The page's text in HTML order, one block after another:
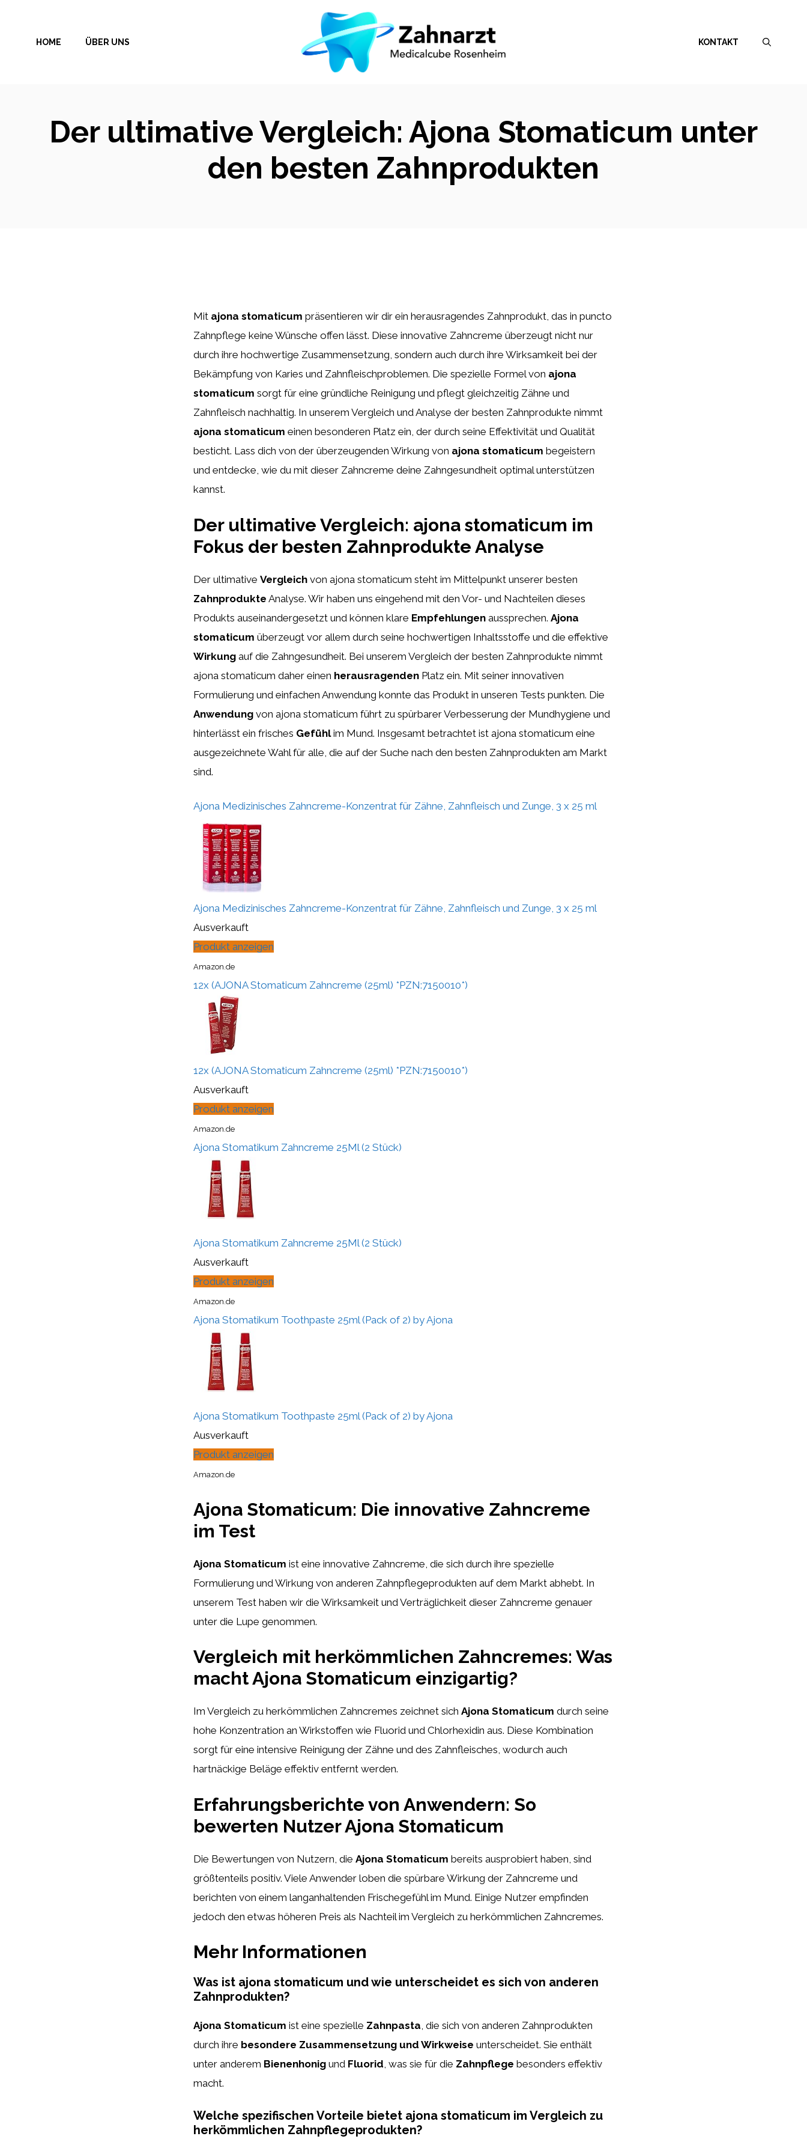
springenHOME ÜBER UNS KONTAKT
Der ultimative Vergleich: Ajona Stomaticum unter
den besten Zahnprodukten
Mit ajona stomaticum präsentieren wir dir ein herausragendes Zahnprodukt, das in puncto
Zahnpflege keine Wünsche offen lässt. Diese innovative Zahncreme überzeugt nicht nur
durch ihre hochwertige Zusammensetzung, sondern auch durch ihre Wirksamkeit bei der
Bekämpfung von Karies und Zahnfleischproblemen. Die spezielle Formel von ajona
stomaticum sorgt für eine gründliche Reinigung und pflegt gleichzeitig Zähne und
Zahnfleisch nachhaltig. In unserem Vergleich und Analyse der besten Zahnprodukte nimmt
ajona stomaticum einen besonderen Platz ein, der durch seine Effektivität und Qualität
besticht. Lass dich von der überzeugenden Wirkung von ajona stomaticum begeistern
und entdecke, wie du mit dieser Zahncreme deine Zahngesundheit optimal unterstützen
kannst.
Der ultimative Vergleich: ajona stomaticum im
Fokus der besten Zahnprodukte Analyse
Der ultimative Vergleich von ajona stomaticum steht im Mittelpunkt unserer besten
Zahnprodukte Analyse. Wir haben uns eingehend mit den Vor- und Nachteilen dieses
Produkts auseinandergesetzt und können klare Empfehlungen aussprechen. Ajona
stomaticum überzeugt vor allem durch seine hochwertigen Inhaltsstoffe und die effektive
Wirkung auf die Zahngesundheit. Bei unserem Vergleich der besten Zahnprodukte nimmt
ajona stomaticum daher einen herausragenden Platz ein. Mit seiner innovativen
Formulierung und einfachen Anwendung konnte das Produkt in unseren Tests punkten. Die
Anwendung von ajona stomaticum führt zu spürbarer Verbesserung der Mundhygiene und
hinterlässt ein frisches Gefühlim Mund. Insgesamt betrachtet ist ajona stomaticum eine
ausgezeichnete Wahl für alle, die auf der Suche nach den besten Zahnprodukten am Markt
sind.
Ajona Medizinisches Zahncreme-Konzentrat für Zähne, Zahnfleisch und Zunge, 3 x 25 ml
Ajona Medizinisches Zahncreme-Konzentrat für Zähne, Zahnfleisch und Zunge, 3 x 25 ml
Ausverkauft
Produkt anzeigen
Amazon.de
12x (AJONA Stomaticum Zahncreme (25ml) *PZN:7150010*)
12x (AJONA Stomaticum Zahncreme (25ml) *PZN:7150010*)
Ausverkauft
Produkt anzeigen
Amazon.de
Ajona Stomatikum Zahncreme 25Ml (2 Stück)
Ajona Stomatikum Zahncreme 25Ml (2 Stück)
Ausverkauft
Produkt anzeigen
Amazon.de
Ajona Stomatikum Toothpaste 25ml (Pack of 2) by Ajona
Ajona Stomatikum Toothpaste 25ml (Pack of 2) by Ajona
Ausverkauft
Produkt anzeigen
Amazon.de
Ajona Stomaticum: Die innovative Zahncreme
im Test
Ajona Stomaticum ist eine innovative Zahncreme, die sich durch ihre spezielle
Formulierung und Wirkung von anderen Zahnpflegeprodukten auf dem Markt abhebt. In
unserem Test haben wir die Wirksamkeit und Verträglichkeit dieser Zahncreme genauer
unter die Lupe genommen.
Vergleich mit herkömmlichen Zahncremes: Was
macht Ajona Stomaticum einzigartig?
Im Vergleich zu herkömmlichen Zahncremes zeichnet sich Ajona Stomaticum durch seine
hohe Konzentration an Wirkstoffen wie Fluorid und Chlorhexidin aus. Diese Kombination
sorgt für eine intensive Reinigung der Zähne und des Zahnfleisches, wodurch auch
hartnäckige Beläge effektiv entfernt werden.
Erfahrungsberichte von Anwendern: So
bewerten Nutzer Ajona Stomaticum
Die Bewertungen von Nutzern, die Ajona Stomaticum bereits ausprobiert haben, sind
größtenteils positiv. Viele Anwender loben die spürbare Wirkung der Zahncreme und
berichten von einem langanhaltenden Frischegefühl im Mund. Einige Nutzer empfinden
jedoch den etwas höheren Preis als Nachteil im Vergleich zu herkömmlichen Zahncremes.
Mehr Informationen
Was ist ajona stomaticum und wie unterscheidet es sich von anderen
Zahnprodukten?
Ajona Stomaticum ist eine spezielle Zahnpasta, die sich von anderen Zahnprodukten
durch ihre besondere Zusammensetzung und Wirkweise unterscheidet. Sie enthält
unter anderem Bienenhonig und Fluorid, was sie für die Zahnpflege besonders effektiv
macht.
Welche spezifischen Vorteile bietet ajona stomaticum im Vergleich zu
herkömmlichen Zahnpflegeprodukten?